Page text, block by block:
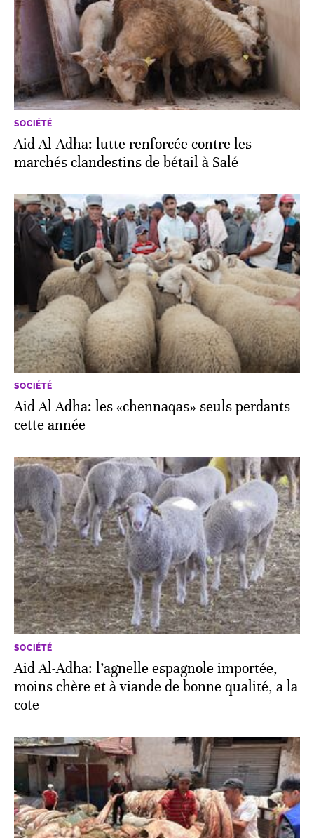
SOCIÉTÉ
Aid Al-Adha: lutte renforcée contre les
marchés clandestins de bétail à Salé
SOCIÉTÉ
Aid Al Adha: les «chennaqas» seuls perdants
cette année
SOCIÉTÉ
Aid Al-Adha: l’agnelle espagnole importée,
moins chère et à viande de bonne qualité, a la
cote